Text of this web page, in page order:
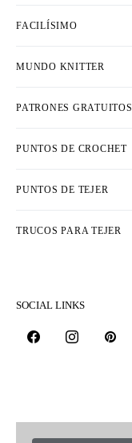
FACILÍSIMO
MUNDO KNITTER
PATRONES GRATUITOS
PUNTOS DE CROCHET
PUNTOS DE TEJER
TRUCOS PARA TEJER
SOCIAL LINKS